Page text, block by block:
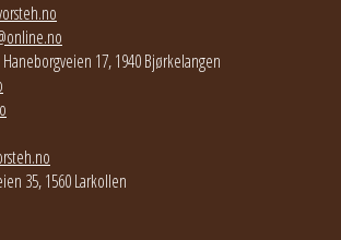
17, 1940 Bjørkelangen
35, 1560 Larkollen